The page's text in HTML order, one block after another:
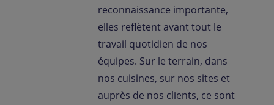
reconnaissance importante,
elles reflètent avant tout le
travail quotidien de nos
équipes. Sur le terrain, dans
nos cuisines, sur nos sites et
auprès de nos clients, ce sont